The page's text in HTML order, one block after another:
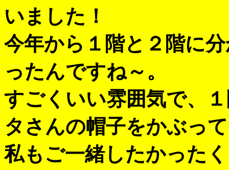
いました！
今年から１階と２階に
ったんですね～。
すごくいい雰囲気で、
タさんの帽子をかぶっ
私もご一緒したかった